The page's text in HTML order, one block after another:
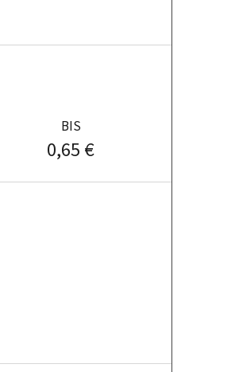
BIS
0,65 €